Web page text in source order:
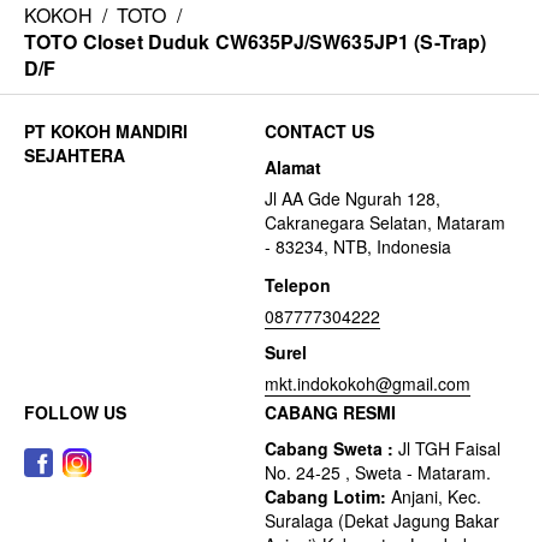
KOKOH / TOTO /
TOTO Closet Duduk CW635PJ/SW635JP1 (S-Trap)
D/F
CONTACT US
Alamat
Jl AA Gde Ngurah 128,
Cakranegara Selatan, Mataram
- 83234, NTB, Indonesia
Telepon
087777304222
Surel
mkt.indokokoh@gmail.com
FOLLOW US
CABANG RESMI